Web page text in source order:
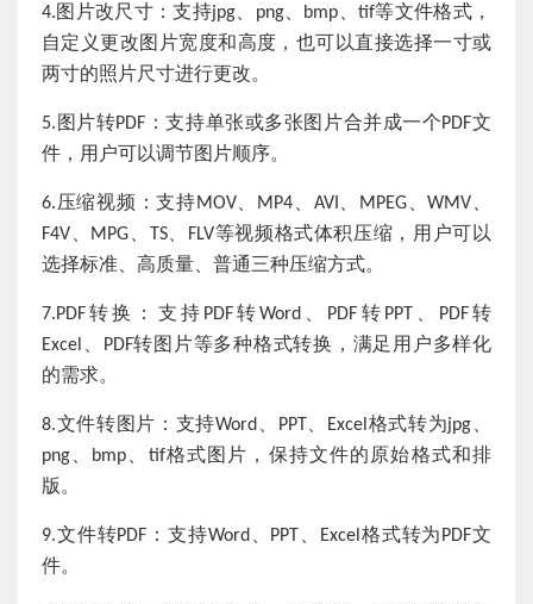
4.图片改尺寸：支持jpg png、 bmp 、tif等文件格式，
自定义更改图片宽度和高度，也可以直接选择一寸或
两寸的照片尺寸进行更改。
5. 图片转PDF ：支持单张或多张图片合并成一个PDF文
件，用户可以调节图片顺序。
6.压缩视频：支持MOV、 MP4 AVI MPEG、WMV
F4V MPG TS、 FLV等视频格式体积压缩，用户可以
选择标准、高质量、普通三种压缩方式。
7.PDF转换：支持 PDF转Word PDF 转 PPT 、 PDF转
Excel PDF转图片等多种格式转换，满足用户多样化
的需求。
8.文件转图片：支持Word PPT 、 Excel 格式转为jpg
png bmp tif格式图片，保持文件的原始格式和排
版。
9.文件转PDF ：支持Word、 PPT Excel 格式转为 PDF文
件。